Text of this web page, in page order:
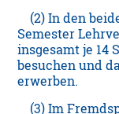
(2) In den
Semester
insgesamt je 14
besuchen und
erwerben.
(3) Im